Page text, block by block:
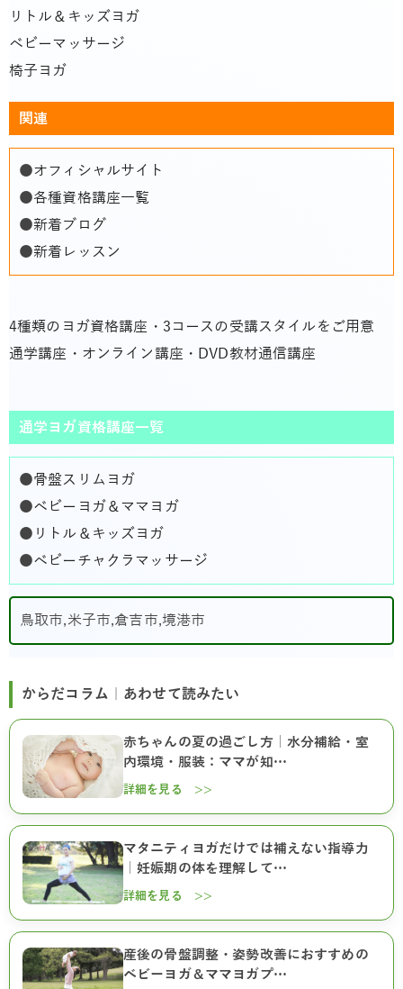
リトル＆キッズヨガ
ベビーマッサージ
椅子ヨガ
関連
●オフィシャルサイト
●各種資格講座一覧
●新着ブログ
●新着レッスン
4種類のヨガ資格講座・3コースの受講スタイルをご用意
通学講座・オンライン講座・DVD教材通信講座
通学ヨガ資格講座一覧
●骨盤スリムヨガ
●ベビーヨガ＆ママヨガ
● リトル＆キッズヨガ
●ベビーチャクラマッサージ
鳥取市,米子市,倉吉市,境港市
からだコラム｜あわせて読みたい
赤ちゃんの夏の過ごし方｜水分補給・室
内環境・服装：ママが知…
詳細を見る >>
マタニティヨガだけでは補えない指導力
｜妊娠期の体を理解して…
詳細を見る >>
産後の骨盤調整・姿勢改善におすすめの
ベビーヨガ＆ママヨガプ…